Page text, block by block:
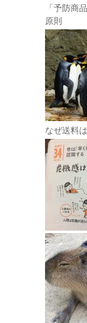
「予防商
原則
なぜ送料